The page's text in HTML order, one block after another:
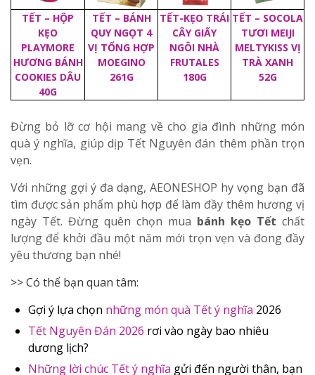
TẾT – HỘP
KẸO
PLAYMORE
HƯƠNG BÁNH
COOKIES DÂU
40G
TẾT – BÁNH
QUY NGỌT 4
VỊ TỔNG HỢP
MOEGINO
261G
TẾT-KẸO TRÁI
CÂY GIẤY
NGÔI NHÀ
FRUTALES
180G
TẾT – SOCOLA
TƯƠI MEIJI
MELTYKISS VỊ
TRÀ XANH
52G
Đừng bỏ lỡ cơ hội mang về cho gia đình những món
quà ý nghĩa, giúp dịp Tết Nguyên đán thêm phần trọn
vẹn.
Với những gợi ý đa dạng, AEONESHOP hy vọng bạn đã
tìm được sản phẩm phù hợp để làm đầy thêm hương vị
ngày Tết. Đừng quên chọn mua bánh kẹo Tết chất
lượng để khởi đầu một năm mới trọn vẹn và đong đầy
yêu thương bạn nhé!
>> Có thể bạn quan tâm:
Gợi ý lựa chọn những món quà Tết ý nghĩa 2026
Tết Nguyên Đán 2026 rơi vào ngày bao nhiêu
dương lịch?
Những lời chúc Tết ý nghĩa gửi đến người thân, bạn